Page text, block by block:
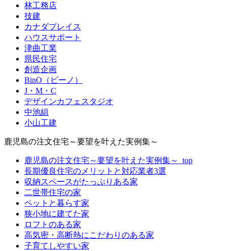
林工務店
技建
カナダプレイス
ハウスサポート
津曲工業
県民住宅
創造企画
BinO（ビーノ）
J・M・C
デザインカフェスタジオ
中池組
小山工建
鹿児島の注文住宅～要望を叶えた実例集～
鹿児島の注文住宅～要望を叶えた実例集～_top
長期優良住宅のメリットと対応業者3選
収納スペースがたっぷりある家
二世帯住宅の家
ペットと暮らす家
狭小地に建てた家
ロフトのある家
高気密・高断熱にこだわりのある家
子育てしやすい家